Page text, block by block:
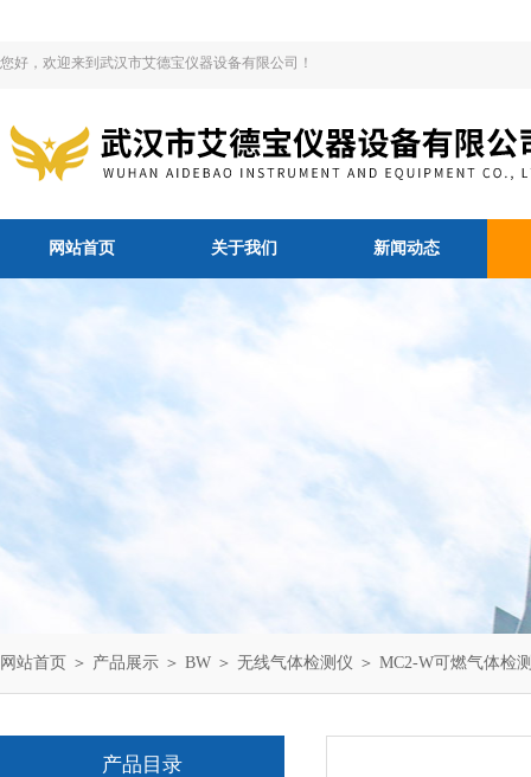
您好，欢迎来到武汉市艾德宝仪器设备有限公司！
网站首页 关于我们 新闻动态
网站首页 ＞ 产品展示 ＞ BW ＞ 无线气体检测仪 ＞ MC2-W可燃气体检
产品目录